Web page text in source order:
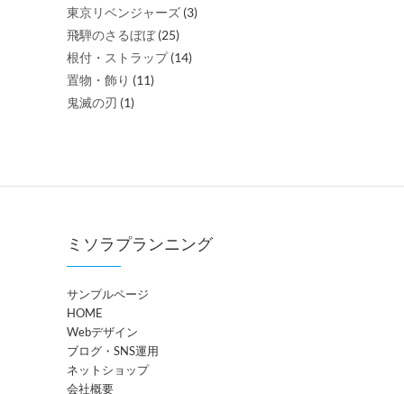
東京リベンジャーズ (3)
飛騨のさるぼぼ (25)
根付・ストラップ (14)
置物・飾り (11)
鬼滅の刃 (1)
ミソラプランニング
サンプルページ
HOME
Webデザイン
ブログ・SNS運用
ネットショップ
会社概要